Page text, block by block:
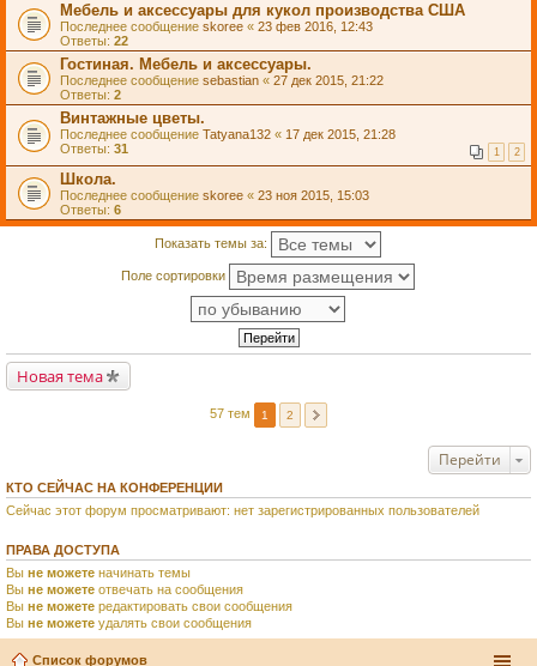
Мебель и аксессуары для кукол производства США
Последнее сообщение skoree « 23 фев 2016, 12:43
Ответы: 22
Гостиная. Мебель и аксессуары.
Последнее сообщение sebastian « 27 дек 2015, 21:22
Ответы: 2
Винтажные цветы.
Последнее сообщение Tatyana132 « 17 дек 2015, 21:28
Ответы: 31 1 2
Школа.
Последнее сообщение skoree « 23 ноя 2015, 15:03
Ответы: 6
Показать темы за:
Поле сортировки
Новая тема
57 тем 1 2
Перейти
КТО СЕЙЧАС НА КОНФЕРЕНЦИИ
Сейчас этот форум просматривают: нет зарегистрированных пользователей
ПРАВА ДОСТУПА
Вы не можете начинать темы
Вы не можете отвечать на сообщения
Вы не можете редактировать свои сообщения
Вы не можете удалять свои сообщения
Список форумов